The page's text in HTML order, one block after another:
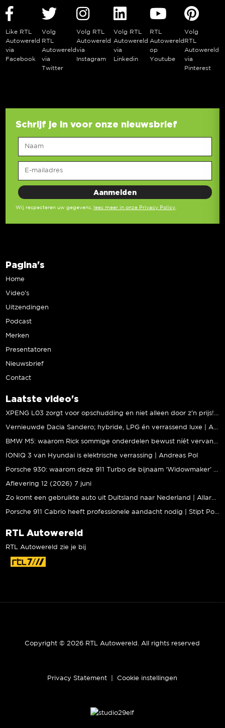
Like RTL
Autowereld
via
Facebook
Volg
RTL
Autowereld
via
Twitter
Volg RTL
Autowereld
via
Instagram
Volg RTL
Autowereld
via
Linkedin
RTL
Autowereld
op
Youtube
Volg
RTL
Autowereld
via
Pinterest
Schrijf je in voor onze nieuwsbrief
Wij respecteren uw gegevens, lees meer in onze Privacy Policy
Pagina's
Home
Video’s
Uitzendingen
Podcast
Merken
Presentatoren
Nieuwsbrief
Contact
Laatste video's
IONIQ 3 van Hyundai is elektrische verrassing | Andreas Pol
Aflevering 12 (2026) 7 juni
RTL Autowereld
RTL Autowereld zie je bij
Copyright © 2026 RTL Autowereld. All rights reserved
Privacy Statement Cookie instellingen